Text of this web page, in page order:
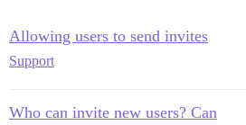
Allowing users to send invites
Support
Who can invite new users? Can